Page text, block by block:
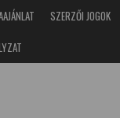
SZERZŐI JOGOK